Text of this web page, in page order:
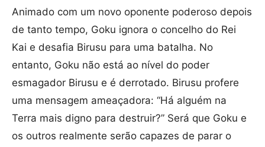
Animado com um novo oponente poderoso depois
de tanto tempo, Goku ignora o concelho do Rei
Kai e desafia Birusu para uma batalha. No
entanto, Goku não está ao nível do poder
esmagador Birusu e é derrotado. Birusu profere
uma mensagem ameaçadora: “Há alguém na
Terra mais digno para destruir?” Será que Goku e
os outros realmente serão capazes de parar o